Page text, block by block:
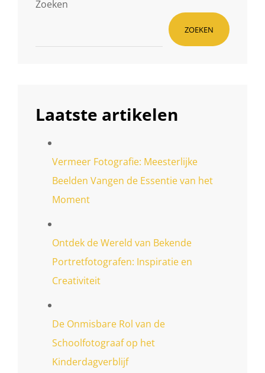
KOESTEREN
Zoeken
ZOEKEN
Laatste artikelen
Vermeer Fotografie: Meesterlijke
Beelden Vangen de Essentie van het
Moment
Ontdek de Wereld van Bekende
Portretfotografen: Inspiratie en
Creativiteit
De Onmisbare Rol van de
Schoolfotograaf op het
Kinderdagverblijf